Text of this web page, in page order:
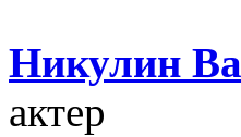
Никулин
актер